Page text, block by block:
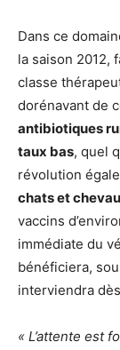
Dans ce
la saison 2012,
classe
dorénavant de
antibiotiques
taux bas, quel
révolution
chats et
vaccins
immédiate du
bénéficiera,
interviendra
« L’attente est